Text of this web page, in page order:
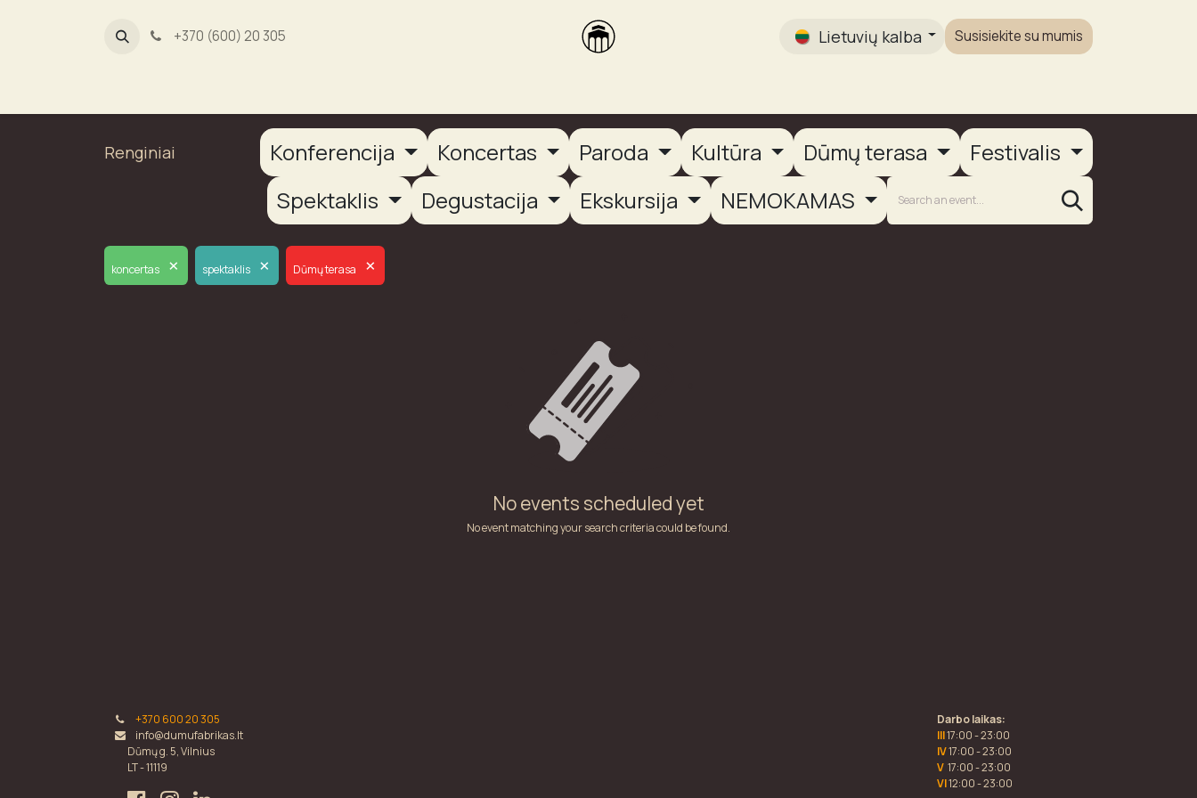
+370 (600) 20 305 Lietuvių kalba Susisiekite su mumis
Renginiai Konferencija Koncertas Paroda Kultūra Dūmų terasa
Festivalis
Spektaklis
Degustacija Ekskursija NEMOKAMAS
koncertas × spektaklis × Dūmų terasa ×
No events scheduled yet
No event matching your search criteria could be found.
+370 600 20 305
info@dumufabrikas.lt
Dūmų g. 5, Vilnius
LT - 11119
Darbo laikas:
III17:00 - 23:00
IV17:00 - 23:00
V 17:00 - 23:00
VI12:00 - 23:00